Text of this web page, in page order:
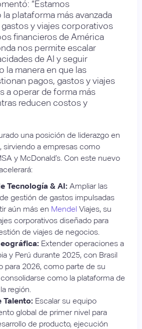
“Estamos
plataforma más avanzada
y viajes corporativos
financieros de América
nos permite escalar
de AI y seguir
la manera en que las
pagos, gastos y viajes
a operar de forma más
reducen costos y
una posición de liderazgo en
sirviendo a empresas como
y McDonald’s. Con este nuevo
Tecnología & AI: Ampliar las
gestión de gastos impulsadas
aún más en Mendel Viajes, su
corporativos diseñado para
de viajes de negocios.
Extender operaciones a
y Perú durante 2025, con Brasil
para 2026, como parte de su
como la plataforma de
región.
Talento: Escalar su equipo
global de primer nivel para
de producto, ejecución